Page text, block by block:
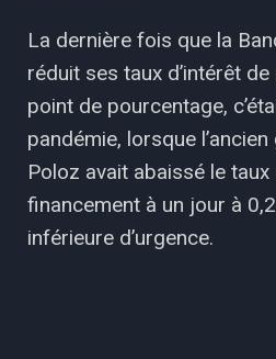
La dernière fois que la
réduit ses taux d’intérêt
point de pourcentage,
pandémie, lorsque
Poloz avait abaissé le
financement à un jour à
inférieure d’urgence.